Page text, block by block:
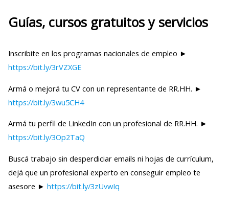
Guías, cursos gratuitos y servicios
Inscribite en los programas nacionales de empleo ►
https://bit.ly/3rVZXGE
Armá o mejorá tu CV con un representante de RR.HH. ►
https://bit.ly/3wu5CH4
Armá tu perfil de LinkedIn con un profesional de RR.HH. ►
https://bit.ly/3Op2TaQ
Buscá trabajo sin desperdiciar emails ni hojas de currículum,
dejá que un profesional experto en conseguir empleo te
asesore ► https://bit.ly/3zUvwIq